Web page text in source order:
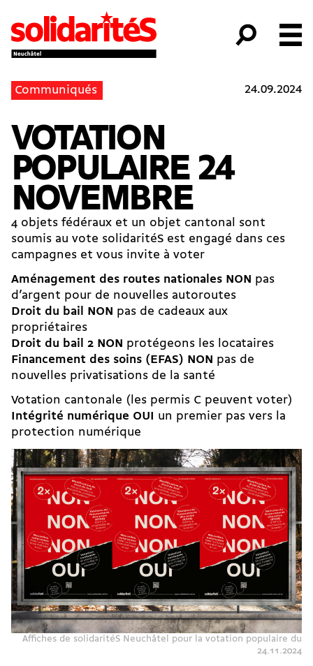
Communiqués 24.09.2024
VOTATION
POPULAIRE 24
NOVEMBRE
4 objets fédéraux et un objet cantonal sont
soumis au vote solidaritéS est engagé dans ces
campagnes et vous invite à voter
Aménagement des routes nationales NON pas
d’argent pour de nouvelles autoroutes
Droit du bail NON pas de cadeaux aux
propriétaires
Droit du bail 2 NON protégeons les locataires
Financement des soins (EFAS) NON pas de
nouvelles privatisations de la santé
Votation cantonale (les permis C peuvent voter)
Intégrité numérique OUI
un premier pas vers la
protection numérique
Affiches de solidaritéS Neuchâtel pour la votation populaire du
24.11.2024